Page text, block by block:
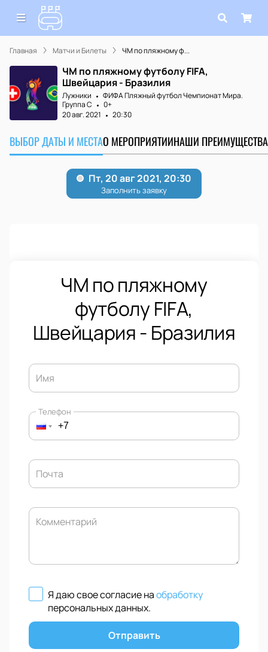
Главная Матчи и Билеты ЧМ по пляжному ф...
ЧМ по пляжному футболу FIFA,
Швейцария - Бразилия
Лужники
ФИФА Пляжный футбол Чемпионат Мира.
Группа C
0+
20 авг. 2021
20:30
ВЫБОР ДАТЫ И МЕСТАО МЕРОПРИЯТИИНАШИ ПРЕИМУЩЕСТВА
ЧМ по пляжному
футболу FIFA,
Швейцария - Бразилия
Имя
Телефон
Почта
Комментарий
Я даю свое согласие наобработку
персональных данных.
Отправить